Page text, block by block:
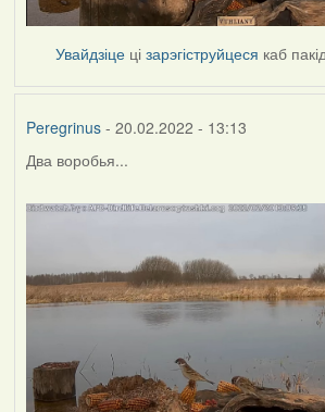
Увайдзіце цізарэгіструйцеся каб
Peregrinus- 20.02.2022 - 13:13
Два воробья...